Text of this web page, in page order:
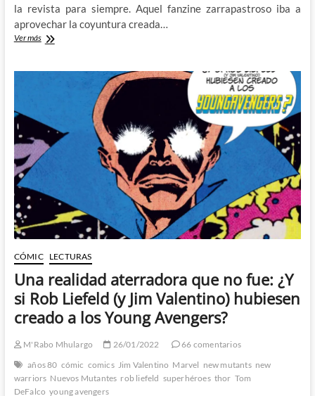
la revista para siempre. Aquel fanzine zarrapastroso iba a
aprovechar la coyuntura creada…
Ver másImage
to
Comics
#9
CÓMIC LECTURAS
Una realidad aterradora que no fue: ¿Y
si Rob Liefeld (y Jim Valentino) hubiesen
creado a los Young Avengers?
M'Rabo Mhulargo 26/01/2022
66 comentarios
años 80 cómic comics Jim Valentino Marvel new mutants new
warriors Nuevos Mutantes rob liefeld superhéroes thor Tom
DeFalco young avengers